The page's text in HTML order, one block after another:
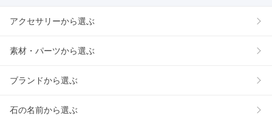
アクセサリーから選ぶ
素材・パーツから選ぶ
ブランドから選ぶ
石の名前から選ぶ